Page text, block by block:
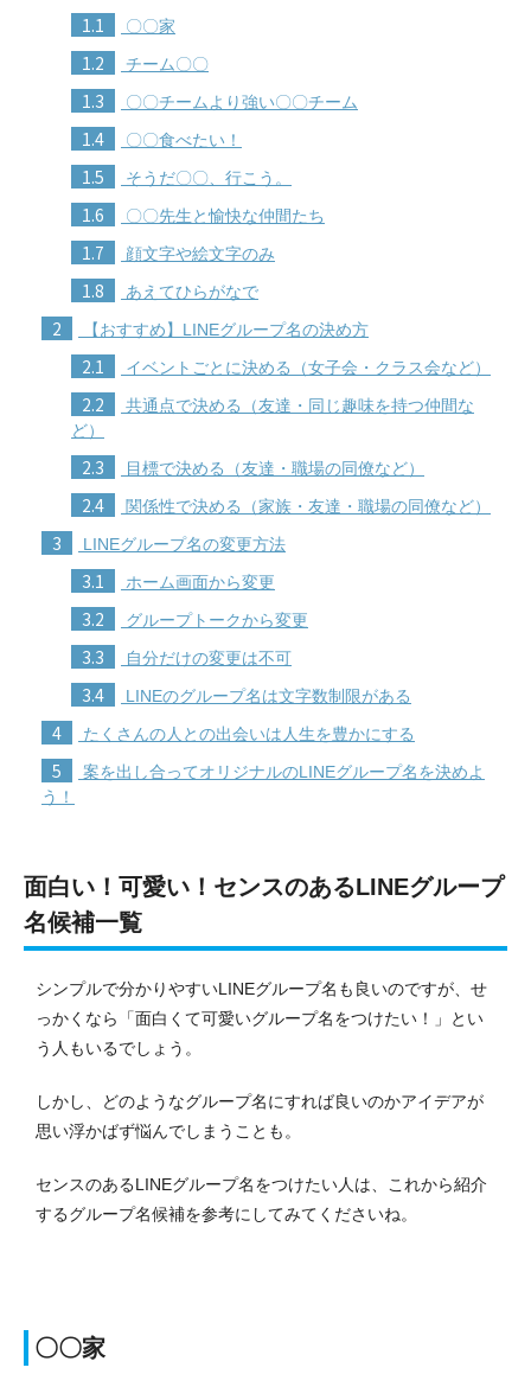
1.1 〇〇家
1.2 チーム〇〇
1.3 〇〇チームより強い〇〇チーム
1.4 〇〇食べたい！
1.5 そうだ〇〇、行こう。
1.6 〇〇先生と愉快な仲間たち
1.7 顔文字や絵文字のみ
1.8 あえてひらがなで
2 【おすすめ】LINEグループ名の決め方
2.1 イベントごとに決める（女子会・クラス会など）
2.2
共通点で決める（友達・同じ趣味を持つ仲間な
ど）
2.3 目標で決める（友達・職場の同僚など）
2.4 関係性で決める（家族・友達・職場の同僚など）
3 LINEグループ名の変更方法
3.1 ホーム画面から変更
3.2 グループトークから変更
3.3 自分だけの変更は不可
3.4 LINEのグループ名は文字数制限がある
4 たくさんの人との出会いは人生を豊かにする
5
案を出し合ってオリジナルのLINEグループ名を決めよ
う！
面白い！可愛い！センスのあるLINEグループ
名候補一覧
シンプルで分かりやすいLINEグループ名も良いのですが、せ
っかくなら「面白くて可愛いグループ名をつけたい！」とい
う人もいるでしょう。
しかし、どのようなグループ名にすれば良いのかアイデアが
思い浮かばず悩んでしまうことも。
センスのあるLINEグループ名をつけたい人は、これから紹介
するグループ名候補を参考にしてみてくださいね。
〇〇家